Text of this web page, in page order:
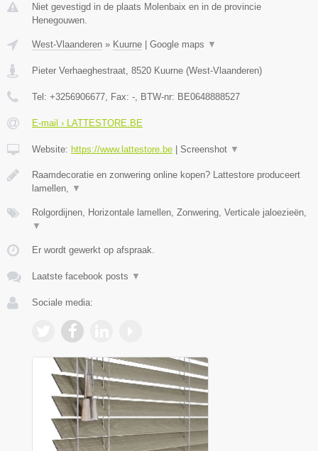
Niet gevestigd in de plaats Molenbaix en in de provincie
Henegouwen.
West-Vlaanderen » Kuurne | Google maps ▼
Pieter Verhaeghestraat 8520 Kuurne (West-Vlaanderen)
Tel: +3256906677 , Fax: - , BTW-nr: BE0648888527
E-mail › LATTESTORE.BE
Website: https://www.lattestore.be | Screenshot ▼
Raamdecoratie en zonwering online kopen? Lattestore produceert
lamellen,
▼
Rolgordijnen, Horizontale lamellen, Zonwering, Verticale jaloezieën,
▼
Er wordt gewerkt op afspraak.
Laatste facebook posts ▼
Sociale media: